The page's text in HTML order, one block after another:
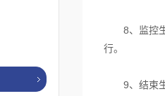
8、监控生
行。
9、结束生